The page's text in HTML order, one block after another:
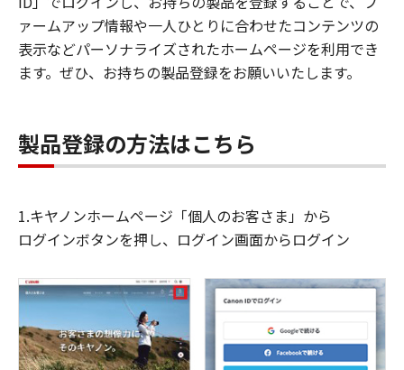
ァームアップ情報や一人ひとりに合わせたコンテンツの
表示などパーソナライズされたホームページを利用でき
ます。ぜひ、お持ちの製品登録をお願いいたします。
製品登録の方法はこちら
1.キヤノンホームページ「個人のお客さま」から
ログインボタンを押し、ログイン画面からログイン